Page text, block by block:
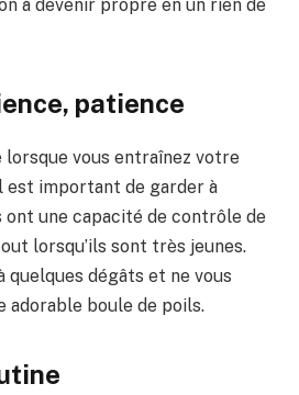
à devenir propre en un rien de
patience
vous entraînez votre
important de garder à
ont une capacité de contrôle de
lorsqu’ils sont très jeunes.
quelques dégâts et ne vous
adorable boule de poils.